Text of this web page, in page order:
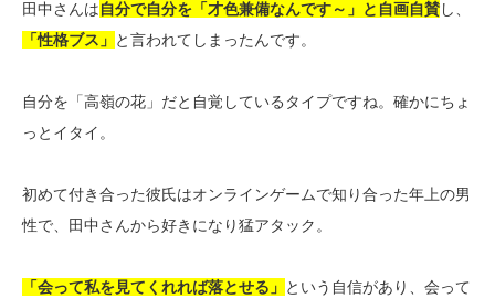
田中さんは自分で自分を「才色兼備なんです～」と自画自賛し、
「性格ブス」 と言われてしまったんです。
自分を「高嶺の花」だと自覚しているタイプですね。確かにちょ
っとイタイ。
初めて付き合った彼氏はオンラインゲームで知り合った年上の男
性で、田中さんから好きになり猛アタック。
「会って私を見てくれれば落とせる」 という自信があり、会って